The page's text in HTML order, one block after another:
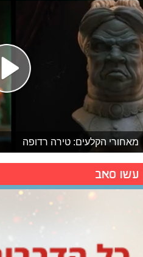
מאחורי הקלעים: טירה רדופה
עשו סאב